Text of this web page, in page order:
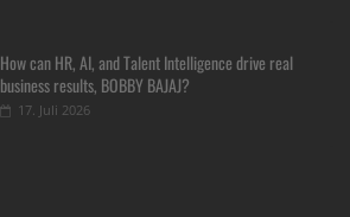
How can HR, AI, and Talent Intelligence drive real
business results, BOBBY BAJAJ?
17. Juli 2026